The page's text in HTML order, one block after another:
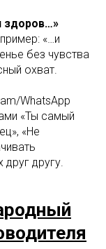
здоров…»
«…и
без чувства
охват.
WhatsApp
«Ты самый
«Не
друг другу.